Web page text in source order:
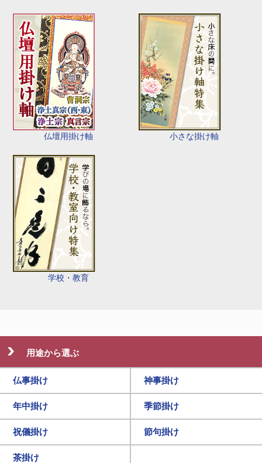
仏壇用掛け軸 小さな掛け軸
学校・教育
用途から選ぶ
仏事掛け 神事掛け
年中掛け 季節掛け
祝儀掛け 節句掛け
茶掛け